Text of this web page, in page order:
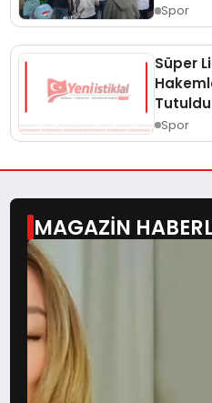
Spor
Süper
Tutuldu
Spor
MAGAZİN